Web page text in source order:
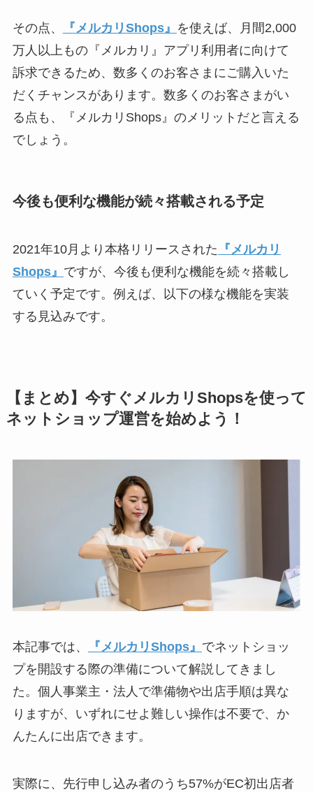
その点、 『メルカリShops』 を使えば、月間2,000
万人以上もの『メルカリ』アプリ利用者に向けて
訴求できるため、数多くのお客さまにご購入いた
だくチャンスがあります。数多くのお客さまがい
る点も、『メルカリShops』のメリットだと言える
でしょう。
今後も便利な機能が続々搭載される予定
2021年10月より本格リリースされた 『メルカリ
Shops』 ですが、今後も便利な機能を続々搭載し
ていく予定です。例えば、以下の様な機能を実装
する見込みです。
【まとめ】今すぐメルカリShopsを使って
ネットショップ運営を始めよう！
本記事では、 『メルカリShops』 でネットショッ
プを開設する際の準備について解説してきまし
た。個人事業主・法人で準備物や出店手順は異な
りますが、いずれにせよ難しい操作は不要で、か
んたんに出店できます。
実際に、先行申し込み者のうち57%がEC初出店者